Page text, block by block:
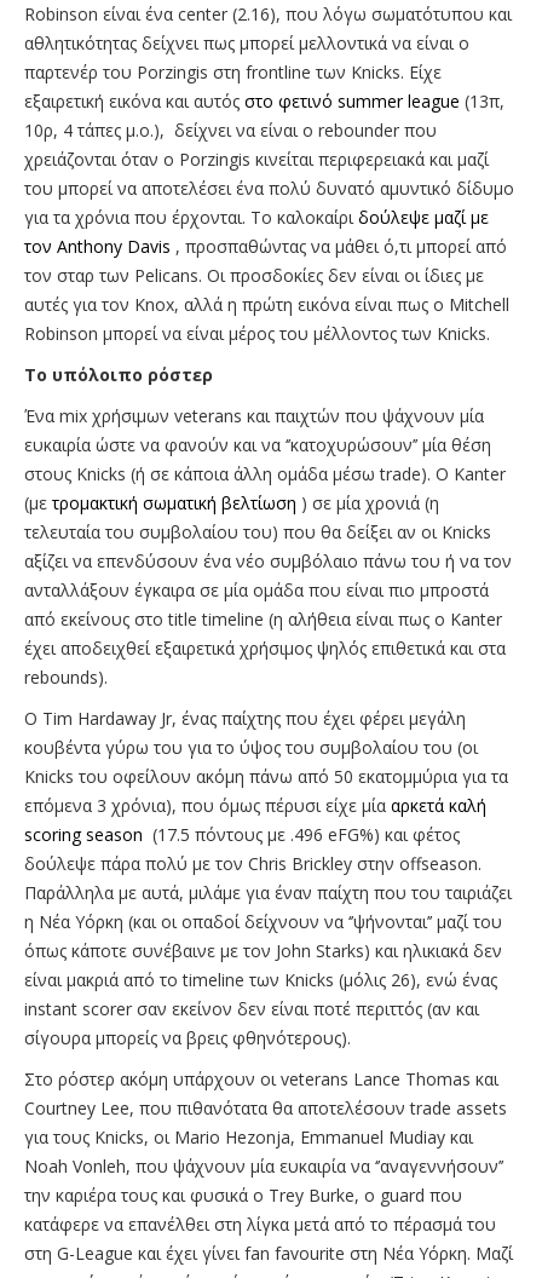
Robinson είναι ένα center (2.16), που λόγω σωματότυπου και
αθλητικότητας δείχνει πως μπορεί μελλοντικά να είναι ο
παρτενέρ του Porzingis στη frontline των Knicks. Είχε
εξαιρετική εικόνα και αυτός στο φετινό summer league (13π,
10ρ, 4 τάπες μ.ο.), δείχνει να είναι ο rebounder που
χρειάζονται όταν ο Porzingis κινείται περιφερειακά και μαζί
του μπορεί να αποτελέσει ένα πολύ δυνατό αμυντικό δίδυμο
για τα χρόνια που έρχονται. Το καλοκαίρι δούλεψε μαζί με
τον Anthony Davis , προσπαθώντας να μάθει ό,τι μπορεί από
τον σταρ των Pelicans. Οι προσδοκίες δεν είναι οι ίδιες με
αυτές για τον Knox, αλλά η πρώτη εικόνα είναι πως ο Mitchell
Robinson μπορεί να είναι μέρος του μέλλοντος των Knicks.
To υπόλοιπο ρόστερ
Ένα mix χρήσιμων veterans και παιχτών που ψάχνουν μία
ευκαιρία ώστε να φανούν και να ‘’κατοχυρώσουν’’ μία θέση
στους Knicks (ή σε κάποια άλλη ομάδα μέσω trade). O Kanter
(μετρομακτική σωματική βελτίωση ) σε μία χρονιά (η
τελευταία του συμβολαίου του) που θα δείξει αν οι Knicks
αξίζει να επενδύσουν ένα νέο συμβόλαιο πάνω του ή να τον
ανταλλάξουν έγκαιρα σε μία ομάδα που είναι πιο μπροστά
από εκείνους στο title timeline (η αλήθεια είναι πως ο Kanter
έχει αποδειχθεί εξαιρετικά χρήσιμος ψηλός επιθετικά και στα
rebounds).
O Tim Hardaway Jr, ένας παίχτης που έχει φέρει μεγάλη
κουβέντα γύρω του για το ύψος του συμβολαίου του (οι
Knicks του οφείλουν ακόμη πάνω από 50 εκατομμύρια για τα
επόμενα 3 χρόνια), που όμως πέρυσι είχε μία αρκετά καλή
scoring season (17.5 πόντους με .496 eFG%) και φέτος
δούλεψε πάρα πολύ με τον Chris Brickley στην offseason.
Παράλληλα με αυτά, μιλάμε για έναν παίχτη που του ταιριάζει
η Νέα Υόρκη (και οι οπαδοί δείχνουν να ‘’ψήνονται’’ μαζί του
όπως κάποτε συνέβαινε με τον John Starks) και ηλικιακά δεν
είναι μακριά από το timeline των Knicks (μόλις 26), ενώ ένας
instant scorer σαν εκείνον δεν είναι ποτέ περιττός (αν και
σίγουρα μπορείς να βρεις φθηνότερους).
Στο ρόστερ ακόμη υπάρχουν οι veterans Lance Thomas και
Courtney Lee, που πιθανότατα θα αποτελέσουν trade assets
για τους Knicks, οι Mario Hezonja, Emmanuel Mudiay και
Noah Vonleh, που ψάχνουν μία ευκαιρία να ‘’αναγεννήσουν’’
την καριέρα τους και φυσικά ο Trey Burke, o guard που
κατάφερε να επανέλθει στη λίγκα μετά από το πέρασμά του
στη G-League και έχει γίνει fan favourite στη Νέα Υόρκη. Μαζί